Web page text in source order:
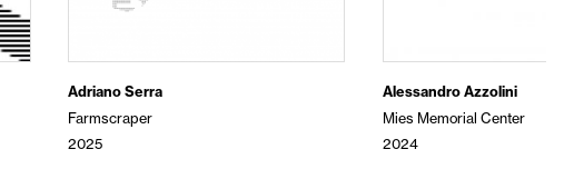
Adriano Serra
Farmscraper
2025
Alessandro Azzolini
Mies Memorial Center
2024